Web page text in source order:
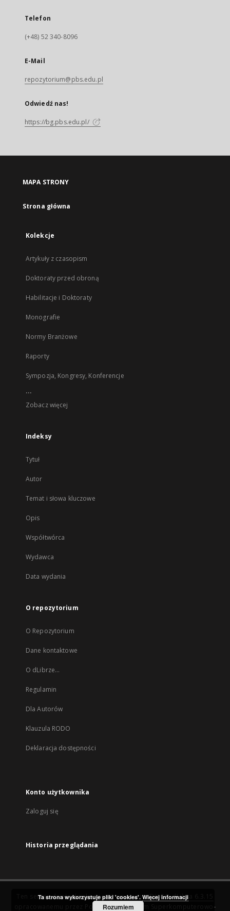
Telefon
(+48) 52 340-8096
E-Mail
repozytorium@pbs.edu.pl
Odwiedź nas!
https://bg.pbs.edu.pl/
MAPA STRONY
Strona główna
Kolekcje
Artykuły z czasopism
Doktoraty przed obroną
Habilitacje i Doktoraty
Monografie
Normy Branżowe
Raporty
Sympozja, Kongresy, Konferencje
...
Zobacz więcej
Indeksy
Tytuł
Autor
Temat i słowa kluczowe
Opis
Współtwórca
Wydawca
Data wydania
O repozytorium
O Repozytorium
Dane kontaktowe
O dLibrze...
Regulamin
Dla Autorów
Klauzula RODO
Deklaracja dostępności
Konto użytkownika
Zaloguj się
Historia przeglądania
Ten serwis działa dzięki oprogramowaniuDInGO dLibra 6.3.15
Poznańskie Centrum Superkomputerowo-
Ta strona wykorzystuje pliki 'cookies'. Więcej informacji
Rozumiem